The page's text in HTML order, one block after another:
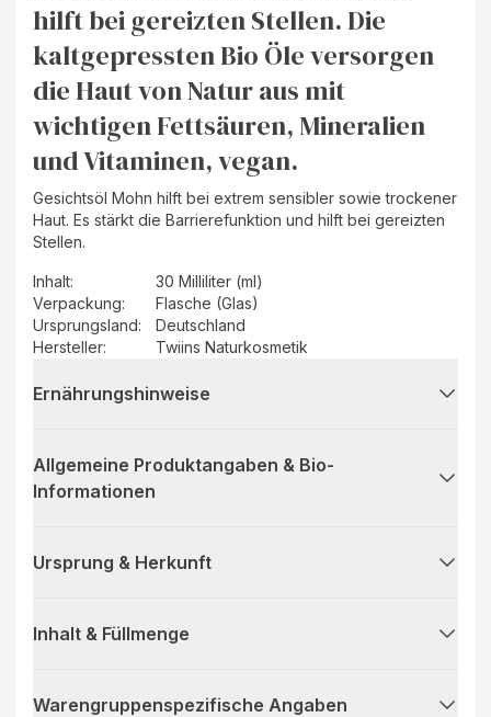
hilft bei gereizten Stellen. Die
kaltgepressten Bio Öle versorgen
die Haut von Natur aus mit
wichtigen Fettsäuren, Mineralien
und Vitaminen, vegan.
Gesichtsöl Mohn hilft bei extrem sensibler sowie trockener
Haut. Es stärkt die Barrierefunktion und hilft bei gereizten
Stellen.
Inhalt:
30 Milliliter (ml)
Verpackung:
Flasche (Glas)
Ursprungsland:
Deutschland
Hersteller: Twiins Naturkosmetik
Ernährungshinweise
Allgemeine Produktangaben & Bio-
Informationen
Ursprung & Herkunft
Inhalt & Füllmenge
Warengruppenspezifische Angaben